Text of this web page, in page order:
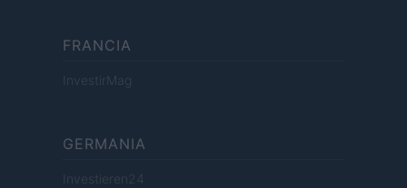
FRANCIA
InvestirMag
GERMANIA
Investieren24